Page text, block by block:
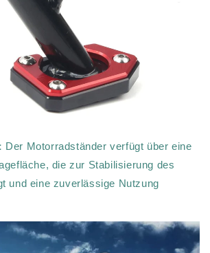
：Der Motorradständer verfügt über eine
die zur Stabilisierung des
und eine zuverlässige Nutzung